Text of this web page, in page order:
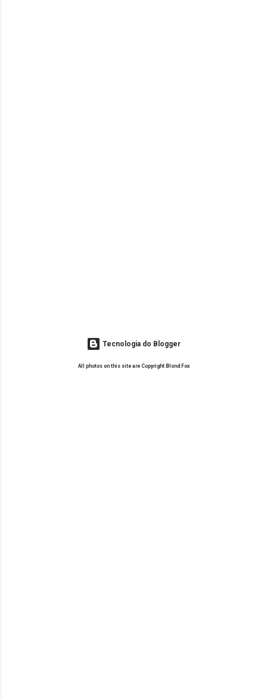
Tecnologia do Blogger
All photos on this site are Copyright Blond Fox